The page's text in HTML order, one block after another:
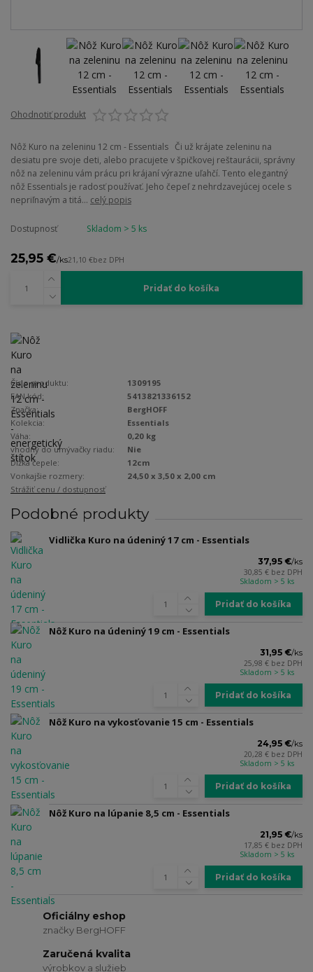
Ohodnotiť produkt
Nôž Kuro na zeleninu 12 cm - Essentials Či už krájate zeleninu na
desiatu pre svoje deti, alebo pracujete v špičkovej reštaurácii, správny
nôž na zeleninu vám prácu pri krájaní výrazne uľahčí. Tento elegantný
nôž Essentials je radosť používať. Jeho čepeľ z nehrdzavejúcej ocele s
nepriľnavým a titá... celý popis
Dostupnosť Skladom > 5 ks
25,95 €/ks21,10 €bez DPH
Pridať do košíka
Číslo produktu:
1309195
EAN kód:
5413821336152
Značka:
BergHOFF
Kolekcia:
Essentials
Váha:
0,20 kg
vhodný do umývačky riadu:
Nie
Dĺžka čepele:
12cm
Vonkajšie rozmery:
24,50 x 3,50 x 2,00 cm
Strážiť cenu / dostupnosť
Podobné produkty
Vidlička Kuro na údeniný 17 cm - Essentials
37,95 €/ks
30,85 € bez DPH
Skladom > 5 ks
Pridať do košíka
Nôž Kuro na údeniný 19 cm - Essentials
31,95 €/ks
25,98 € bez DPH
Skladom > 5 ks
Pridať do košíka
Nôž Kuro na vykosťovanie 15 cm - Essentials
24,95 €/ks
20,28 € bez DPH
Skladom > 5 ks
Pridať do košíka
Nôž Kuro na lúpanie 8,5 cm - Essentials
21,95 €/ks
17,85 € bez DPH
Skladom > 5 ks
Pridať do košíka
Oficiálny eshop
značky BergHOFF
Zaručená kvalita
výrobkov a služieb